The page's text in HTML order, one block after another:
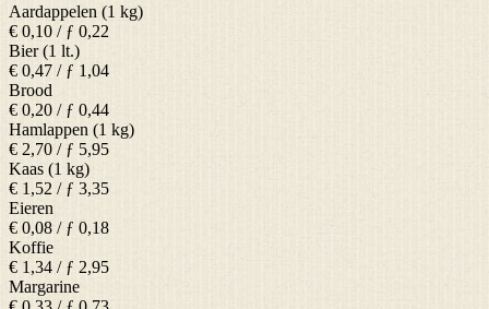
Aardappelen (1 kg)
€ 0,10 / ƒ 0,22
Bier (1 lt.)
€ 0,47 / ƒ 1,04
Brood
€ 0,20 / ƒ 0,44
Hamlappen (1 kg)
€ 2,70 / ƒ 5,95
Kaas (1 kg)
€ 1,52 / ƒ 3,35
Eieren
€ 0,08 / ƒ 0,18
Koffie
€ 1,34 / ƒ 2,95
Margarine